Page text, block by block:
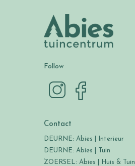
Follow
Contact
DEURNE: Abies | Interieur
DEURNE: Abies | Tuin
ZOERSEL: Abies | Huis & Tuin